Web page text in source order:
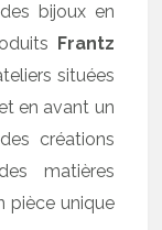
bijoux en
Frantz
situées
en avant un
créations
matières
pièce unique